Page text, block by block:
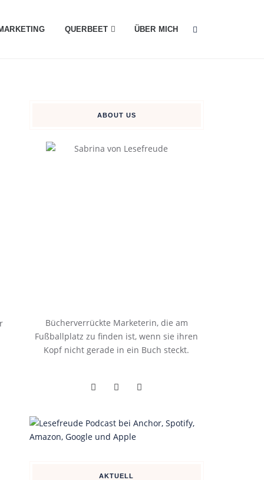
QUERBEET ÜBER MICH
ABOUT US
Bücherverrückte Marketerin, die am
Fußballplatz zu finden ist, wenn sie ihren
Kopf nicht gerade in ein Buch steckt.
AKTUELL